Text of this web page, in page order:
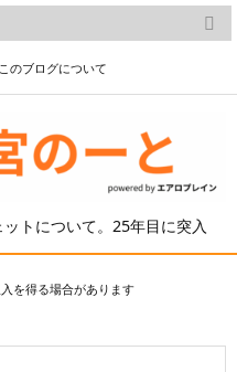
トについて。25年目に突入

メニュー

検索
このブログについて
を得る場合があります